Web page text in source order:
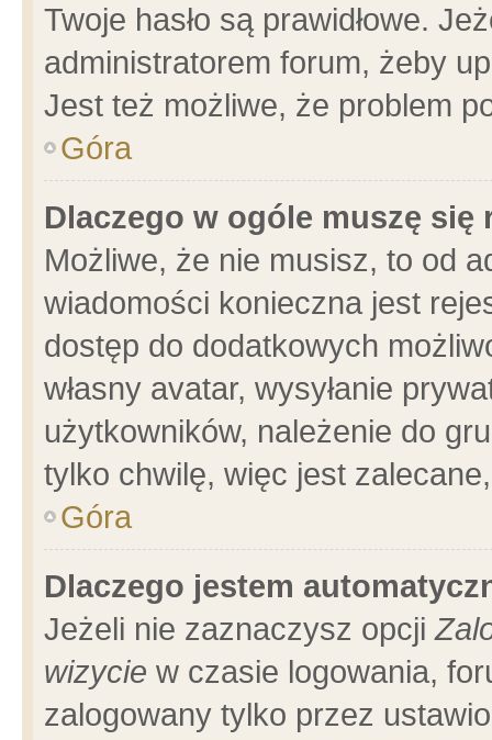
Twoje hasło są prawidłowe.
administratorem forum, żeby
Jest też możliwe, że problem
Góra
Dlaczego w ogóle muszę się
Możliwe, że nie musisz, to od
wiadomości konieczna jest
dostęp do dodatkowych
własny avatar, wysyłanie
użytkowników, należenie do
tylko chwilę, więc jest
Góra
Dlaczego jestem
Jeżeli nie zaznaczysz opcji
wizycie w czasie logowania,
zalogowany tylko przez